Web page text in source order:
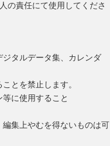
の責任にて使用してくださ
タルデータ集、カレンダ
とを禁止します。
に使用すること
集上やむを得ないものは可